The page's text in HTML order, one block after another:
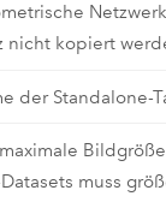
nicht kopiert
der Standalone-
muss